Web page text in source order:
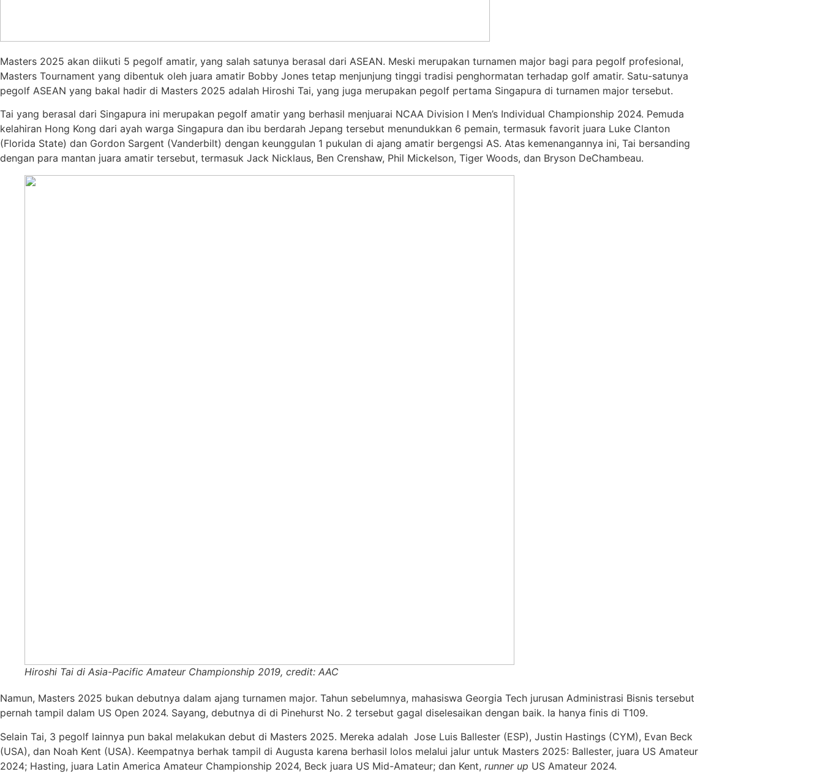
Masters 2025 akan diikuti 5 pegolf amatir, yang salah satunya berasal dari ASEAN. Meski merupakan turnamen major bagi para pegolf profesional,
Masters Tournament yang dibentuk oleh juara amatir Bobby Jones tetap menjunjung tinggi tradisi penghormatan terhadap golf amatir. Satu-satunya
pegolf ASEAN yang bakal hadir di Masters 2025 adalah Hiroshi Tai, yang juga merupakan pegolf pertama Singapura di turnamen major tersebut.
Tai yang berasal dari Singapura ini merupakan pegolf amatir yang berhasil menjuarai NCAA Division I Men’s Individual Championship 2024. Pemuda
kelahiran Hong Kong dari ayah warga Singapura dan ibu berdarah Jepang tersebut menundukkan 6 pemain, termasuk favorit juara Luke Clanton
(Florida State) dan Gordon Sargent (Vanderbilt) dengan keunggulan 1 pukulan di ajang amatir bergengsi AS. Atas kemenangannya ini, Tai bersanding
dengan para mantan juara amatir tersebut, termasuk Jack Nicklaus, Ben Crenshaw, Phil Mickelson, Tiger Woods, dan Bryson DeChambeau.
Hiroshi Tai di Asia-Pacific Amateur Championship 2019, credit: AAC
Namun, Masters 2025 bukan debutnya dalam ajang turnamen major. Tahun sebelumnya, mahasiswa Georgia Tech jurusan Administrasi Bisnis tersebut
pernah tampil dalam US Open 2024. Sayang, debutnya di di Pinehurst No. 2 tersebut gagal diselesaikan dengan baik. Ia hanya finis di T109.
Selain Tai, 3 pegolf lainnya pun bakal melakukan debut di Masters 2025. Mereka adalah Jose Luis Ballester (ESP), Justin Hastings (CYM), Evan Beck
(USA), dan Noah Kent (USA). Keempatnya berhak tampil di Augusta karena berhasil lolos melalui jalur untuk Masters 2025: Ballester, juara US Amateur
2024; Hasting, juara Latin America Amateur Championship 2024, Beck juara US Mid-Amateur; dan Kent, runner up US Amateur 2024.